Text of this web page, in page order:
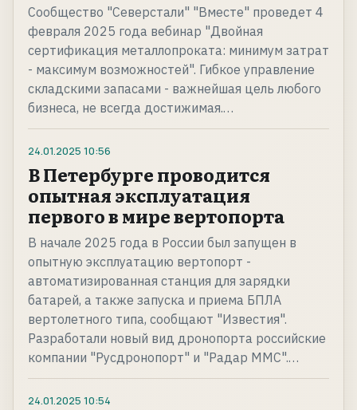
Сообщество "Северстали" "Вместе" проведет 4
февраля 2025 года вебинар "Двойная
сертификация металлопроката: минимум затрат
- максимум возможностей". Гибкое управление
складскими запасами - важнейшая цель любого
бизнеса, не всегда достижимая.…
24.01.2025 10:56
В Петербурге проводится
опытная эксплуатация
первого в мире вертопорта
В начале 2025 года в России был запущен в
опытную эксплуатацию вертопорт -
автоматизированная станция для зарядки
батарей, а также запуска и приема БПЛА
вертолетного типа, сообщают "Известия".
Разработали новый вид дронопорта российские
компании "Русдронопорт" и "Радар ММС".…
24.01.2025 10:54